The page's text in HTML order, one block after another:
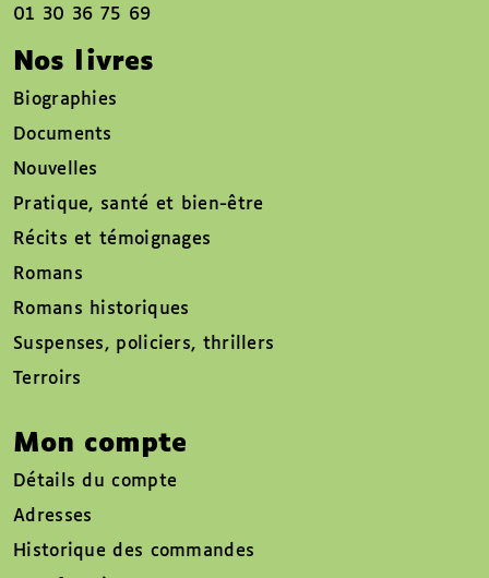
01 30 36 75 69
Nos livres
Biographies
Documents
Nouvelles
Pratique, santé et bien-être
Récits et témoignages
Romans
Romans historiques
Suspenses, policiers, thrillers
Terroirs
Mon compte
Détails du compte
Adresses
Historique des commandes